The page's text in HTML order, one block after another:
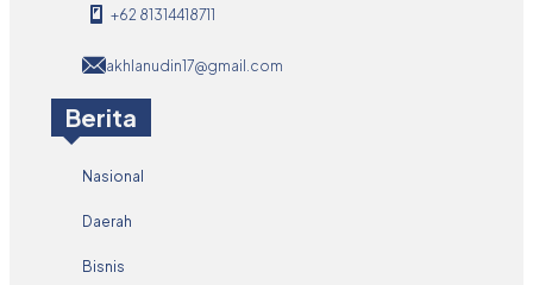
+62 81314418711
akhlanudin17@gmail.com
Berita
Nasional
Daerah
Bisnis